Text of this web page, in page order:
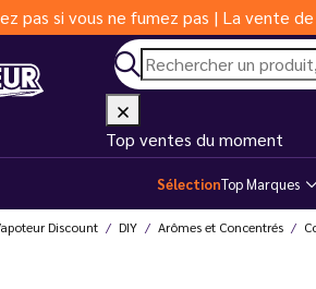
pas si vous ne fumez pas | La vente
Top ventes du moment
SélectionTop Marques
Discount DIY Arômes et Concentrés